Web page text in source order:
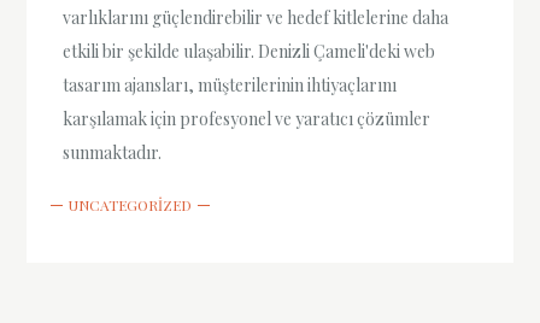
varlıklarını güçlendirebilir ve hedef kitlelerine daha
etkili bir şekilde ulaşabilir. Denizli Çameli'deki web
tasarım ajansları, müşterilerinin ihtiyaçlarını
karşılamak için profesyonel ve yaratıcı çözümler
sunmaktadır.
UNCATEGORIZED